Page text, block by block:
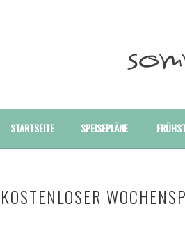
STARTSEITE SPEISEPLÄNE
KOSTENLOSER